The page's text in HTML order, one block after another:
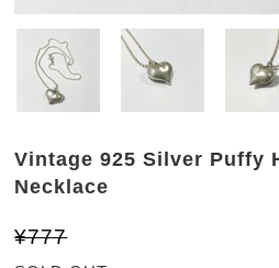
Vintage 925 Silver Puffy
Necklace
¥777